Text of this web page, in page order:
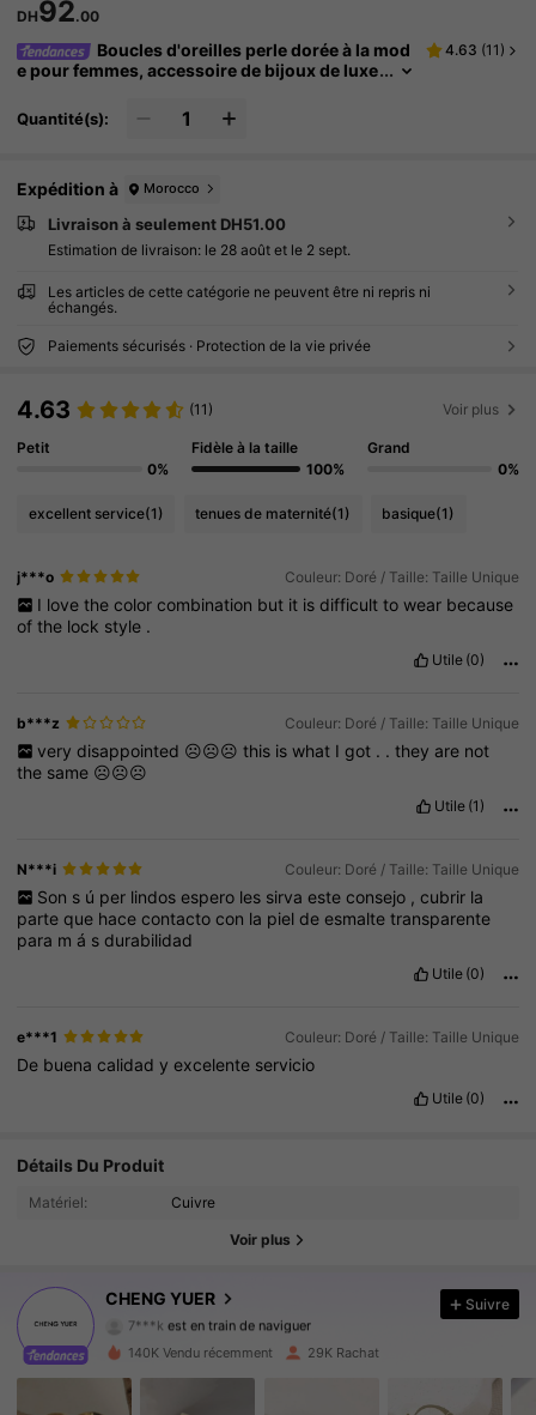
DH92.00
Boucles d'oreilles perle dorée à la mod
e pour femmes, accessoire de bijoux de luxe
4.63 (11 )
Quantité(s):
Expédition à Morocco
Livraison à seulement DH51.00
Estimation de livraison: le 28 août et le 2 sept.
Les articles de cette catégorie ne peuvent être ni repris ni
échangés.
Paiements sécurisés · Protection de la vie privée
4.63 (11) Voir plus
Petit
0%
Fidèle à la taille
100%
Grand
0%
excellent service(1) tenues de maternité(1) basique(1)
j***o Couleur: Doré / Taille: Taille Unique
I love the color combination but it is difficult to wear because
ofthe lock style .
Utile (0)
b***z Couleur: Doré / Taille: Taille Unique
very disappointed ☹️☹️☹️ this is what I got . . they are not
the same ☹️☹️☹️
Utile (1)
N***i Couleur: Doré / Taille: Taille Unique
Son s ú per lindos espero les sirva este consejo , cubrir la
parteque hacecontactocon la pieldeesmaltetransparente
para m á sdurabilidad
Utile (0)
e***1 Couleur: Doré / Taille: Taille Unique
De buenacalidadyexcelente servicio
Utile (0)
Détails Du Produit
Matériel: Cuivre
Voir plus
CHENG YUER
4.83
14K Suiveurs
7***k est en train de naviguer
4.83
Suivre
140K Vendu récemment 29K Rachat